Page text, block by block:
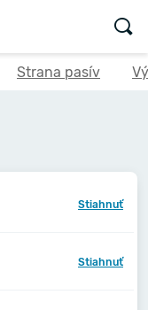
Strana pasív
Stiahnuť
Stiahnuť